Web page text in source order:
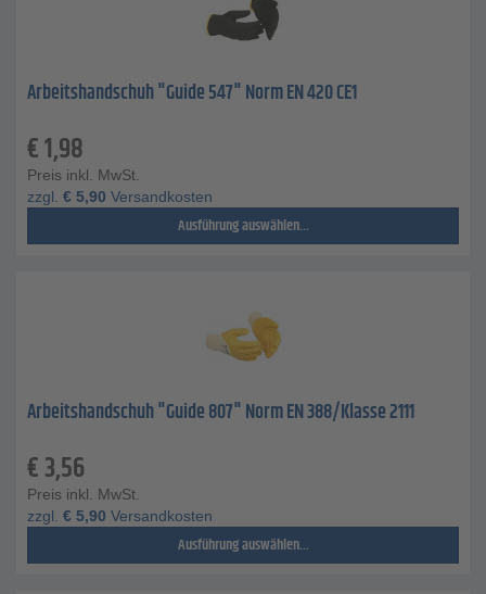
Arbeitshandschuh "Guide 547" Norm EN 420 CE1
€1,98
Preis inkl. MwSt.
zzgl. € 5,90 Versandkosten
Ausführung auswählen...
Arbeitshandschuh "Guide 807" Norm EN 388/Klasse 2111
€3,56
Preis inkl. MwSt.
zzgl. € 5,90 Versandkosten
Ausführung auswählen...